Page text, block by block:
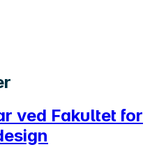
ved Fakultet for